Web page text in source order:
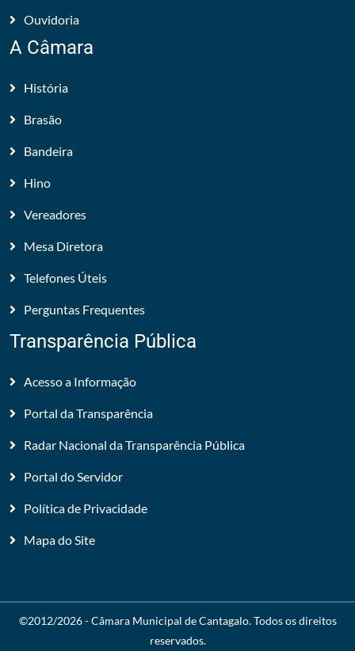
Ouvidoria
A Câmara
História
Brasão
Bandeira
Hino
Vereadores
Mesa Diretora
Telefones Úteis
Perguntas Frequentes
Transparência Pública
Acesso a Informação
Portal da Transparência
Radar Nacional da Transparência Pública
Portal do Servidor
Política de Privacidade
Mapa do Site
©2012/2026 -Câmara Municipal de Cantagalo. Todos os direitos
reservados.